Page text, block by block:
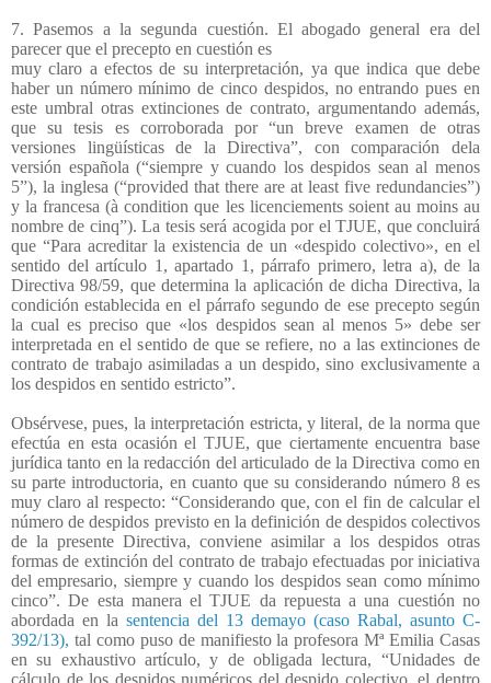
7. Pasemos a la segunda cuestión. El abogado general era del
parecer que el precepto en cuestión es
muy claro a efectos de su interpretación, ya que indica que debe
haber un número mínimo de cinco despidos, no entrando pues en
este umbral otras extinciones de contrato, argumentando además,
que su tesis es corroborada por “un breve examen de otras
versiones lingüísticas de la Directiva”, con comparación dela
versión española (“siempre y cuando los despidos sean al menos
5”), la inglesa (“provided that there are at least five redundancies”)
y la francesa (à condition que les licenciements soient au moins au
nombre de cinq”). La tesis será acogida por el TJUE, que concluirá
que “Para acreditar la existencia de un «despido colectivo», en el
sentido del artículo 1, apartado 1, párrafo primero, letra a), de la
Directiva 98/59, que determina la aplicación de dicha Directiva, la
condición establecida en el párrafo segundo de ese precepto según
la cual es preciso que «los despidos sean al menos 5» debe ser
interpretada en el sentido de que se refiere, no a las extinciones de
contrato de trabajo asimiladas a un despido, sino exclusivamente a
los despidos en sentido estricto”.
Obsérvese, pues, la interpretación estricta, y literal, de la norma que
efectúa en esta ocasión el TJUE, que ciertamente encuentra base
jurídica tanto en la redacción del articulado de la Directiva como en
su parte introductoria, en cuanto que su considerando número 8 es
muy claro al respecto: “Considerando que, con el fin de calcular el
número de despidos previsto en la definición de despidos colectivos
de la presente Directiva, conviene asimilar a los despidos otras
formas de extinción del contrato de trabajo efectuadas por iniciativa
del empresario, siempre y cuando los despidos sean como mínimo
cinco”. De esta manera el TJUE da repuesta a una cuestión no
abordada en la sentencia del 13 demayo (caso Rabal, asunto C-
392/13), tal como puso de manifiesto la profesora Mª Emilia Casas
en su exhaustivo artículo, y de obligada lectura, “Unidades de
cálculo de los despidos numéricos del despido colectivo, el dentro